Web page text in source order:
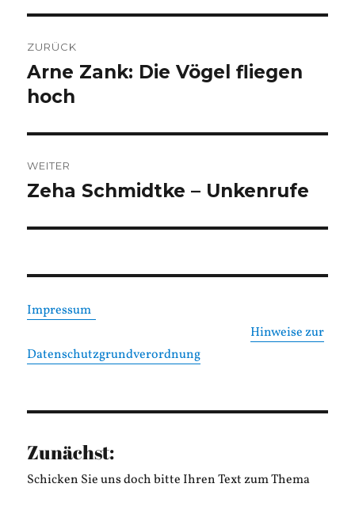
ZURÜCK
Vorheriger
Beitrag:
Arne Zank: Die Vögel fliegen
hoch
WEITER
Nächster
Zeha Schmidtke – Unkenrufe
Impressum
Hinweise zur
Datenschutzgrundverordnung
Zunächst:
Schicken Sie uns doch bitte Ihren Text zum Thema